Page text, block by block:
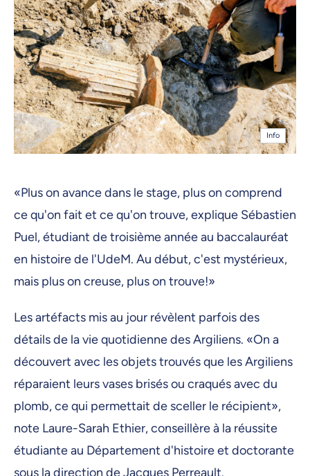
Info
«Plus on avance dans le stage, plus on comprend
ce qu'on fait et ce qu'on trouve, explique Sébastien
Puel, étudiant de troisième année au baccalauréat
en histoire de l'UdeM. Au début, c'est mystérieux,
mais plus on creuse, plus on trouve!»
Les artéfacts mis au jour révèlent parfois des
détails de la vie quotidienne des Argiliens. «On a
découvert avec les objets trouvés que les Argiliens
réparaient leurs vases brisés ou craqués avec du
plomb, ce qui permettait de sceller le récipient»,
note Laure-Sarah Ethier, conseillère à la réussite
étudiante au Département d'histoire et doctorante
sous la direction de Jacques Perreault.